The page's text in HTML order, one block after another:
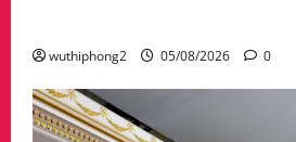
wuthiphong2 05/08/2026 0